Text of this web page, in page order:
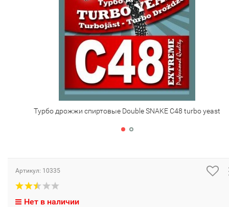
Турбо дрожжи спиртовые Double SNAKE C48 turbo yeast
Артикул: 10335
Нет в наличии